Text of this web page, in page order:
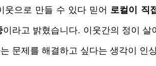
웃으로 만들 수 있다 믿어 로컬이 직
이라고 밝혔습니다. 이웃간의 정이 살
문제를 해결하고 싶다는 생각이 인